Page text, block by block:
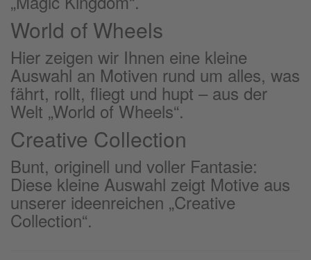
World of Wheels
Hier zeigen wir Ihnen eine kleine
Auswahl an Motiven rund um alles, was
fährt, rollt, fliegt und hupt – aus der
Welt „World of Wheels“.
Creative Collection
Bunt, originell und voller Fantasie:
Diese kleine Auswahl zeigt Motive aus
unserer ideenreichen „Creative
Collection“.